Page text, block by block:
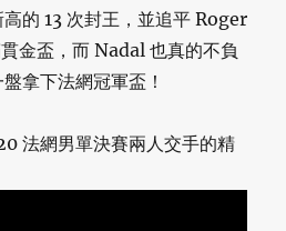
的 13 次封王，並追平 Roger
金盃，而 Nadal 也真的不負
拿下法網冠軍盃！
法網男單決賽兩人交手的精